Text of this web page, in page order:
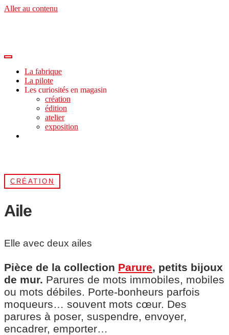
Aller au contenu
La fabrique
La pilote
Les curiosités en magasin
création
édition
atelier
exposition
CRÉATION
Aile
Elle avec deux ailes
Pièce de la collection Parure, petits bijoux
de mur. Parures de mots immobiles, mobiles
ou mots débiles. Porte-bonheurs parfois
moqueurs… souvent mots cœur. Des
parures à poser, suspendre, envoyer,
encadrer, emporter…